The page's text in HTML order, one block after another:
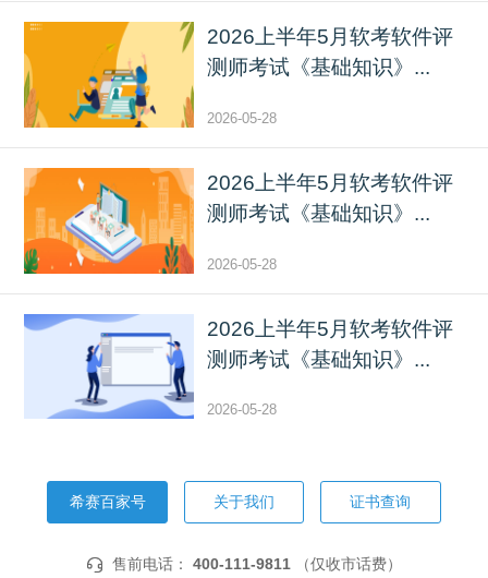
2026上半年5月软考软件评
测师考试《基础知识》...
2026-05-28
2026上半年5月软考软件评
测师考试《基础知识》...
2026-05-28
2026上半年5月软考软件评
测师考试《基础知识》...
2026-05-28
希赛百家号 关于我们 证书查询
售前电话： 400-111-9811 （仅收市话费）